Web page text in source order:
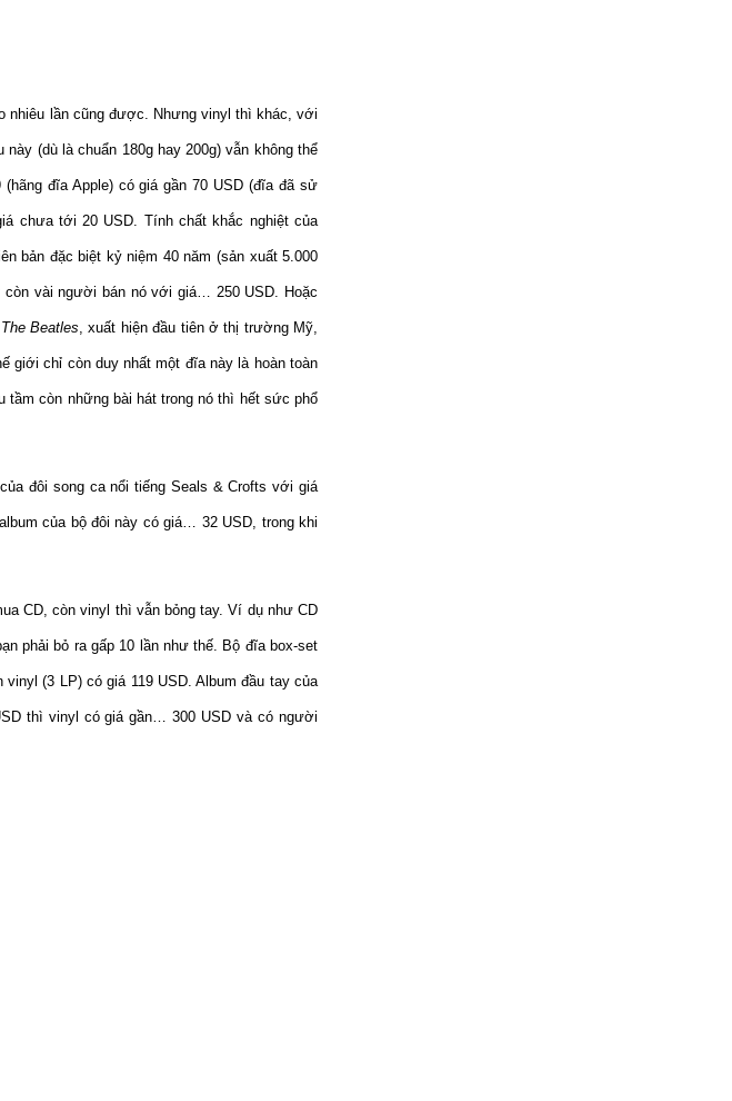
nhiêu lần cũng được. Nhưng vinyl thì khác, với
(dù là chuẩn 180g hay 200g) vẫn không thể
đĩa Apple) có giá gần 70 USD (đĩa đã sử
chưa tới 20 USD. Tính chất khắc nghiệt của
bản đặc biệt kỷ niệm 40 năm (sản xuất 5.000
vài người bán nó với giá… 250 USD. Hoặc
Beatles, xuất hiện đầu tiên ở thị trường Mỹ,
giới chỉ còn duy nhất một đĩa này là hoàn toàn
tầm còn những bài hát trong nó thì hết sức phổ
đôi song ca nổi tiếng Seals & Crofts với giá
của bộ đôi này có giá… 32 USD, trong khi
CD, còn vinyl thì vẫn bỏng tay. Ví dụ như CD
phải bỏ ra gấp 10 lần như thế. Bộ đĩa box-set
(3 LP) có giá 119 USD. Album đầu tay của
thì vinyl có giá gần… 300 USD và có người